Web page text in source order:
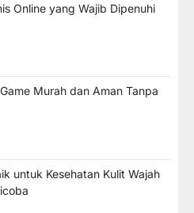
Online yang Wajib Dipenuhi
Murah dan Aman Tanpa
untuk Kesehatan Kulit Wajah